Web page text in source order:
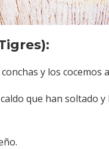
y los cocemos
que han soltado y